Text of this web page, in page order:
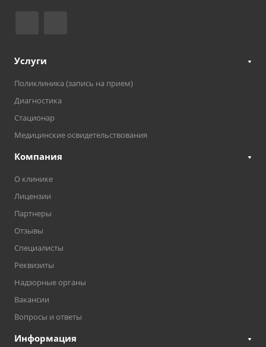
Услуги
Поликлиника (запись на прием)
Диагностика
Стационар
Медицинские освидетельствования
Компания
О клинике
Лицензии
Партнеры
Отзывы
Специалисты
Реквизиты
Надзорные органы
Вакансии
Вопросы и ответы
Информация